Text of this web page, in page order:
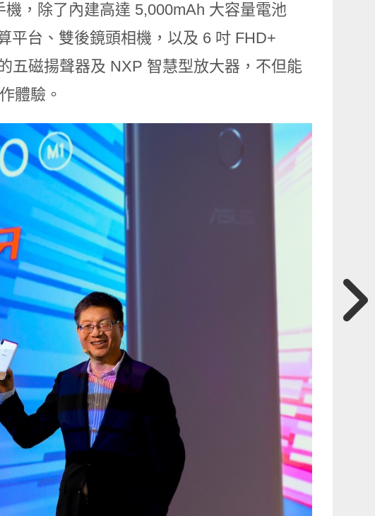
，除了內建高達 5,000mAh 大容量電池
平台、雙後鏡頭相機，以及 6 吋 FHD+
五磁揚聲器及 NXP 智慧型放大器，不但能
體驗。